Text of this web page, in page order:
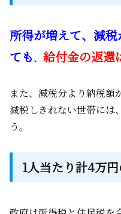
所得が増えて、減
ても、 給付金の返還
また、減税分より納税額
減税しきれない世帯には
う。
1人当たり計4万